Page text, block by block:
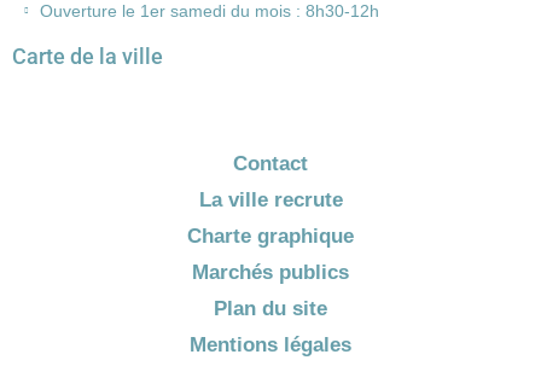
Ouverture le 1er samedi du mois : 8h30-12h
Carte de la ville
Contact
La ville recrute
Charte graphique
Marchés publics
Plan du site
Mentions légales